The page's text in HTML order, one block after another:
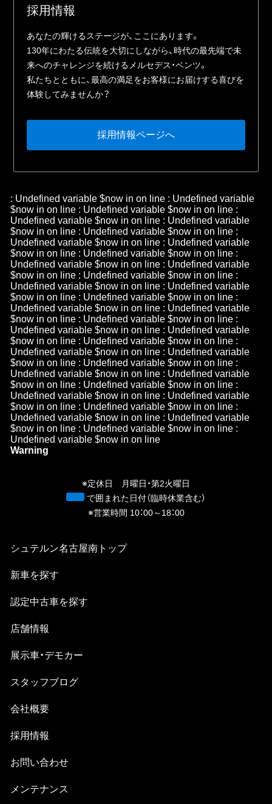
採⽤情報
あなたの輝けるステージが、ここにあります。
130年にわたる伝統を⼤切にしながら、時代の最先端で未
来へのチャレンジを続けるメルセデス・ベンツ。
私たちとともに、最⾼の満⾜をお客様にお届けする喜びを
体験してみませんか？
採⽤情報ページへ
: Undefined variable $now inon line : Undefined variable
$now inon line : Undefined variable $now inon line :
Undefined variable $now inon line : Undefined variable
$now inon line : Undefined variable $now inon line :
Undefined variable $now inon line : Undefined variable
$now inon line : Undefined variable $now inon line :
Undefined variable $now inon line : Undefined variable
$now inon line : Undefined variable $now inon line :
Undefined variable $now inon line : Undefined variable
$now inon line : Undefined variable $now inon line :
Undefined variable $now inon line : Undefined variable
$now inon line : Undefined variable $now inon line :
Undefined variable $now inon line : Undefined variable
$now inon line : Undefined variable $now inon line :
Undefined variable $now inon line : Undefined variable
$now inon line : Undefined variable $now inon line :
Undefined variable $now inon line : Undefined variable
$now inon line : Undefined variable $now inon line :
Undefined variable $now inon line : Undefined variable
$now inon line : Undefined variable $now inon line :
Undefined variable $now inon line : Undefined variable
$now inon line : Undefined variable $now inon line :
Undefined variable $now inon line
Warning
※定休日 月曜日・第2火曜日
青
で囲まれた日付（臨時休業含む）
※営業時間 10：00～18：00
シュテルン名古屋南 トップ
新⾞を探す
認定中古⾞を探す
店舗情報
展示車・デモカー
スタッフブログ
会社概要
採⽤情報
お問い合わせ
メンテナンス